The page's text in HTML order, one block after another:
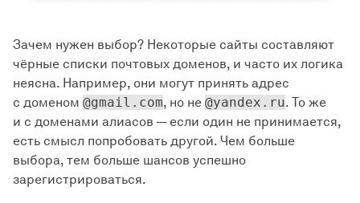
Зачем нужен выбор? Некоторые сайты составляют
чёрные списки почтовых доменов, и часто их логика
неясна. Например, они могут принять адрес
с доменом @gmail.com, но не @yandex.ru. То же
и с доменами алиасов — если один не принимается,
есть смысл попробовать другой. Чем больше
выбора, тем больше шансов успешно
зарегистрироваться.